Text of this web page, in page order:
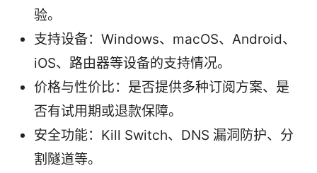
验。
支持设备：Windows、macOS、Android、
iOS、路由器等设备的支持情况。
价格与性价比：是否提供多种订阅方案、是
否有试用期或退款保障。
安全功能：Kill Switch、DNS 漏洞防护、分
割隧道等。